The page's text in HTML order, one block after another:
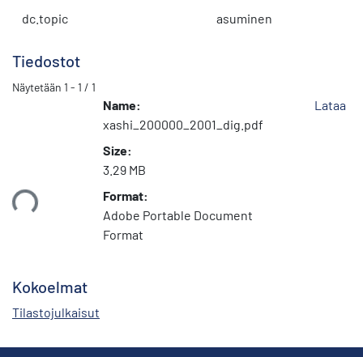
dc.topic asuminen
Tiedostot
Näytetään 1 - 1 / 1
Name:
xashi_200000_2001_dig.pdf
Size:
3.29 MB
Format:
Adobe Portable Document
Format
Lataa
Kokoelmat
Tilastojulkaisut